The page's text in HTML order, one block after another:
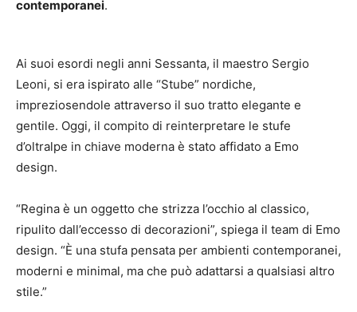
contemporanei.
Ai suoi esordi negli anni Sessanta, il maestro Sergio
Leoni, si era ispirato alle “Stube” nordiche,
impreziosendole attraverso il suo tratto elegante e
gentile. Oggi, il compito di reinterpretare le stufe
d’oltralpe in chiave moderna è stato affidato a Emo
design.
“Regina è un oggetto che strizza l’occhio al classico,
ripulito dall’eccesso di decorazioni”, spiega il team di Emo
design. “È una stufa pensata per ambienti contemporanei,
moderni e minimal, ma che può adattarsi a qualsiasi altro
stile.”